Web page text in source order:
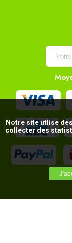
Notre site utlise
collecter des